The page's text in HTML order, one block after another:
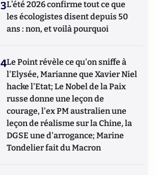
3L’été 2026 confirme tout ce que
les écologistes disent depuis 50
ans : non, et voilà pourquoi
4Le Point révèle ce qu'on sniffe à
l'Elysée, Marianne que Xavier Niel
hacke l'Etat; Le Nobel de la Paix
russe donne une leçon de
courage, l'ex PM australien une
leçon de réalisme sur la Chine, la
DGSE une d'arrogance; Marine
Tondelier fait du Macron